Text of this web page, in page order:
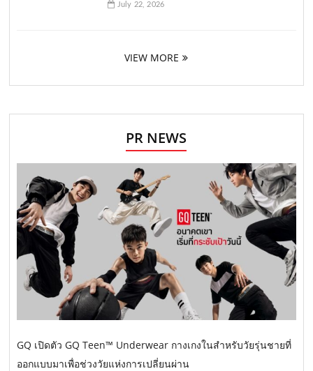
July 22, 2026
VIEW MORE
PR NEWS
GQ เปิดตัว GQ Teen™ Underwear กางเกงในสำหรับวัยรุ่นชายที่
ออกแบบมาเพื่อช่วงวัยแห่งการเปลี่ยนผ่าน